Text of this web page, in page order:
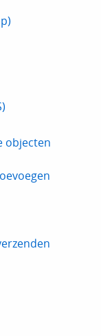
objecten